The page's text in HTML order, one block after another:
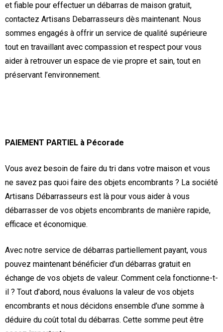
et fiable pour effectuer un débarras de maison gratuit,
contactez Artisans Debarrasseurs dès maintenant. Nous
sommes engagés à offrir un service de qualité supérieure
tout en travaillant avec compassion et respect pour vous
aider à retrouver un espace de vie propre et sain, tout en
préservant l’environnement.
PAIEMENT PARTIEL à Pécorade
Vous avez besoin de faire du tri dans votre maison et vous
ne savez pas quoi faire des objets encombrants ? La société
Artisans Débarrasseurs est là pour vous aider à vous
débarrasser de vos objets encombrants de manière rapide,
efficace et économique.
Avec notre service de débarras partiellement payant, vous
pouvez maintenant bénéficier d’un débarras gratuit en
échange de vos objets de valeur. Comment cela fonctionne-t-
il ? Tout d’abord, nous évaluons la valeur de vos objets
encombrants et nous décidons ensemble d’une somme à
déduire du coût total du débarras. Cette somme peut être